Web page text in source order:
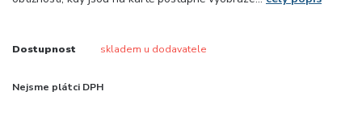
Dostupnost skladem u dodavatele
Nejsme plátci DPH